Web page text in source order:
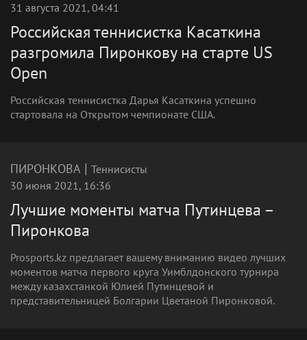
31 августа 2021, 04:41
Российская теннисистка Касаткина
разгромила Пиронкову на старте US
Open
Российская теннисистка Дарья Касаткина успешно
стартовала на Открытом чемпионате США.
ПИРОНКОВА | Теннисисты
30 июня 2021, 16:36
Лучшие моменты матча Путинцева –
Пиронкова
Prosports.kz предлагает вашему вниманию видео лучших
моментов матча первого круга Уимблдонского турнира
между казахстанкой Юлией Путинцевой и
представительницей Болгарии Цветаной Пиронковой.